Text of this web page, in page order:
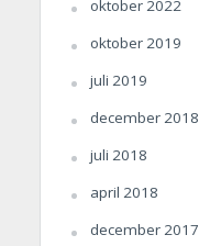
oktober 2022
oktober 2019
juli 2019
december 2018
juli 2018
april 2018
december 2017